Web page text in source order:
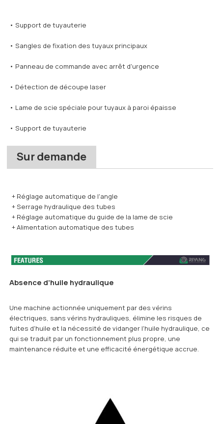
• Support de tuyauterie
• Sangles de fixation des tuyaux principaux
• Panneau de commande avec arrêt d'urgence
• Détection de découpe laser
• Lame de scie spéciale pour tuyaux à paroi épaisse
• Support de tuyauterie
Sur demande
+ Réglage automatique de l'angle
+ Serrage hydraulique des tubes
+ Réglage automatique du guide de la lame de scie
+ Alimentation automatique des tubes
Absence d'huile hydraulique
Une machine actionnée uniquement par des vérins
électriques, sans vérins hydrauliques, élimine les risques de
fuites d'huile et la nécessité de vidanger l'huile hydraulique, ce
qui se traduit par un fonctionnement plus propre, une
maintenance réduite et une efficacité énergétique accrue.